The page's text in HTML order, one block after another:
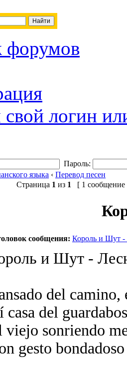
форумов
логин
Пароль:
языка ‹ Перевод песен
Страница 1 из 1 [ 1 сообщение
сообщения: Король и Шут -
и Шут -
del camino,
casa del
viejo sonriendo
gesto